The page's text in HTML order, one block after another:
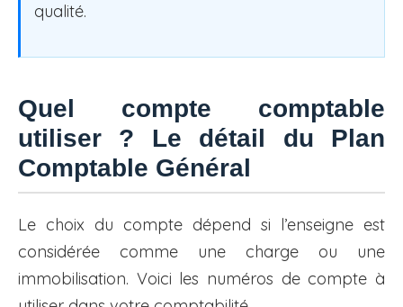
qualité.
Quel compte comptable
utiliser ? Le détail du Plan
Comptable Général
Le choix du compte dépend si l’enseigne est
considérée comme une charge ou une
immobilisation. Voici les numéros de compte à